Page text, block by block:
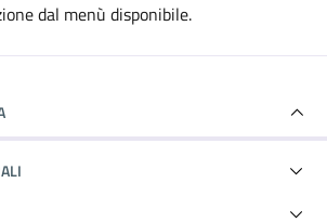
dal menù disponibile.